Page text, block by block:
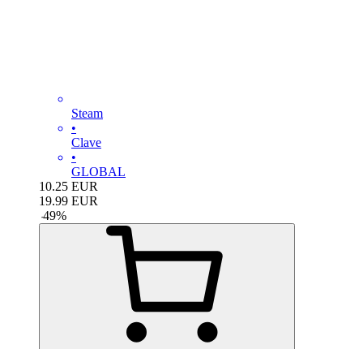
Steam
•
Clave
•
GLOBAL
10.25 EUR
19.99 EUR
-49%